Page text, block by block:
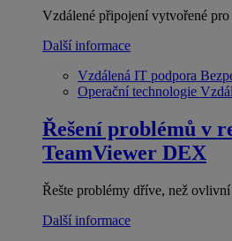
Vzdálené připojení vytvořené pro
Další informace
Vzdálená IT podpora
Operační technologie
Řešení problémů v
TeamViewer DEX
Řešte problémy dříve, než
Další informace